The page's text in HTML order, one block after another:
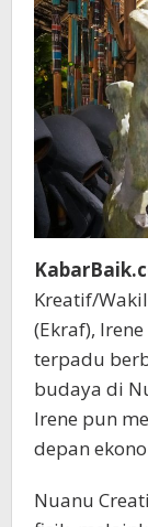
Kreatif/
(Ekraf),
terpadu
budaya di
Irene pun
depan
​Nuanu